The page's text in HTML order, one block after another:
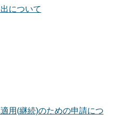
について
用(継続)のための申請につ